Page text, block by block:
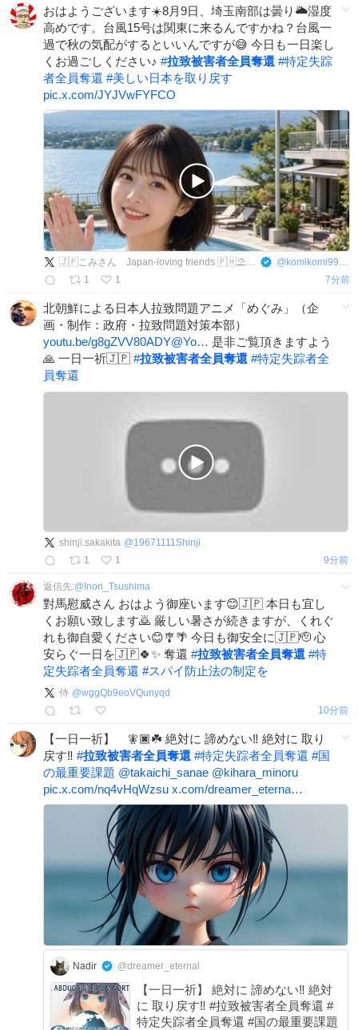
おはようございます☀️8月9日、埼玉南部は曇り🌥️湿度
高めです。台風15号は関東に来るんですかね？台風一
過で秋の気配がするといいんですが😅 今日も一日楽し
くお過ごしください♪ #拉致被害者全員奪還 #特定失踪
者全員奪還 #美しい日本を取り戻す
pic.x.com/JYJVwFYFCO
🇯🇵こみさん Japan-loving friends 🇵🇭⛱️🏝️ @ komikomi9999
1
1 8分前
北朝鮮による日本人拉致問題アニメ「めぐみ」（企
画・制作：政府・拉致問題対策本部）
youtu.be/g8gZVV80ADY@Yo… 是非ご覧頂きますよう
🙏 一日一祈🇯🇵 #拉致被害者全員奪還 #特定失踪者全
員奪還
shinji.sakakita @19671111Shinji
1
1 9分前
返信先:@ Inori_Tsushima
對馬慰威さん おはよう御座います😊🇯🇵 本日も宜し
くお願い致します🙇 厳しい暑さが続きますが、くれぐ
れも御自愛ください😊🎐🌴 今日も御安全に🇯🇵🫡 心
安らぐ一日を🇯🇵🍀✨ 奪還 #拉致被害者全員奪還 #特
定失踪者全員奪還 #スパイ防止法の制定を
侍 @wggQb9eoVQunyqd
11分前
【一日一祈】 🧚🏿☘️ 絶対に 諦めない‼️ 絶対に 取り
戻す‼️ #拉致被害者全員奪還 #特定失踪者全員奪還 #国
の最重要課題 @takaichi_sanae @kihara_minoru
pic.x.com/nq4vHqWzsu x.com/dreamer_eterna…
Nadir @dreamer_eternal
【一日一祈】 絶対に 諦めない‼️ 絶対
に 取り戻す‼️ #拉致被害者全員奪還 #
特定失踪者全員奪還 #国の最重要課題